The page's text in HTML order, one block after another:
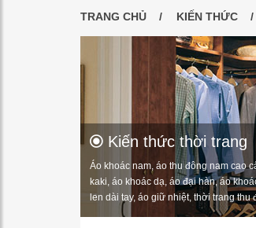
TRANG CHỦ KIẾN THỨC
Kiến thức thời trang
Áo khoác nam, áo thu đông nam cao
kaki, áo khoác dạ, áo đại hàn, áo
len dài tay, áo giữ nhiệt, thời trang thu